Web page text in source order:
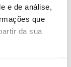
e de análise,
que
da sua